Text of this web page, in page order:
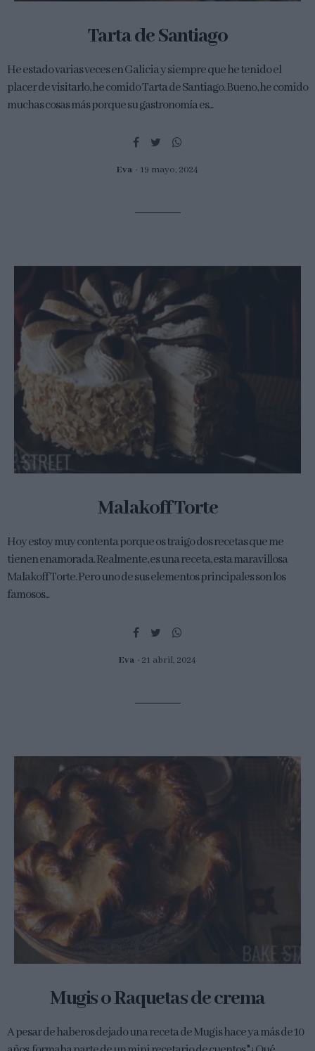
Tarta de Santiago
He estado varias veces en Galicia y siempre que he tenido el
placer de visitarlo, he comido Tarta de Santiago. Bueno, he comido
muchas cosas más porque su gastronomía es...
Eva 19 mayo, 2024
Malakoff Torte
Hoy estoy muy contenta porque os traigo dos recetas que me
tienen enamorada. Realmente, es una receta, esta maravillosa
Malakoff Torte. Pero uno de sus elementos principales son los
famosos...
Eva 21 abril, 2024
Mugis o Raquetas de crema
A pesar de haberos dejado una receta de Mugis hace ya más de 10